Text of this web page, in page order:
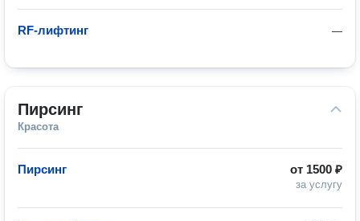
—
RF-лифтинг
Пирсинг
Красота
от 1500 ₽
за услугу
Пирсинг